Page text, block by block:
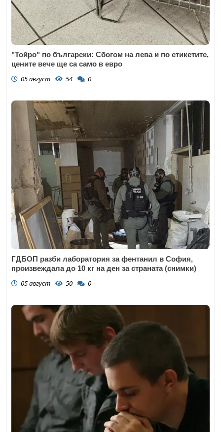
"Тойро" по български: Сбогом на лева и по етикетите,
цените вече ще са само в евро
05 август 54 0
ГДБОП разби лаборатория за фентанил в София,
произвеждала до 10 кг на ден за страната (снимки)
05 август 50 0